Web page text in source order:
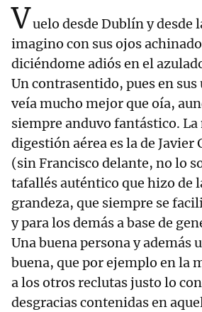
Vuelo desde Dublín y desde
imagino con sus ojos
diciéndome adiós en el
Un contrasentido, pues en
veía mucho mejor que oía,
siempre anduvo fantástico.
digestión aérea es la de Javier
(sin Francisco delante, no lo
tafallés auténtico que hizo de
grandeza, que siempre se
y para los demás a base de
Una buena persona y además
buena, que por ejemplo en la
a los otros reclutas justo lo
desgracias contenidas en